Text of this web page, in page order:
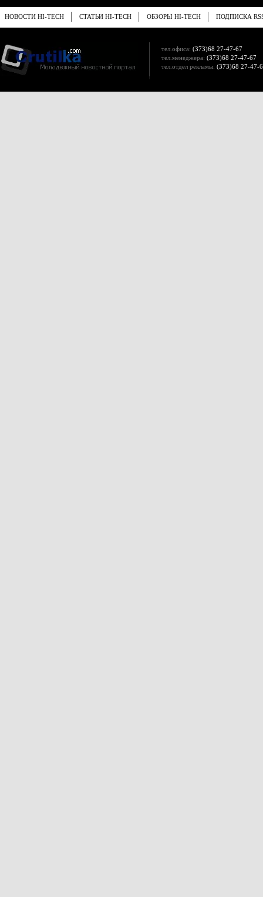
НОВОСТИ HI-TECH СТАТЬИ HI-TECH ОБЗОРЫ HI-TECH ПОДПИСКА
тел.офиса: (373)68 27-47-67
тел.менеджера: (373)68 27-47-67
тел.отдел рекламы: (373)68 27-47-